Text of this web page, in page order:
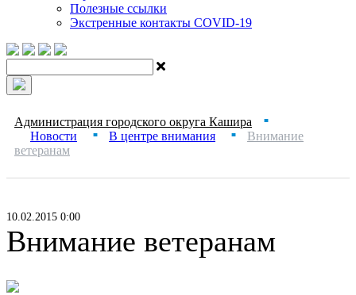
Полезные ссылки
Экстренные контакты COVID-19
Администрация городского округа Кашира ■
Новости ■ В центре внимания ■
Внимание
ветеранам
10.02.2015 0:00
Внимание ветеранам